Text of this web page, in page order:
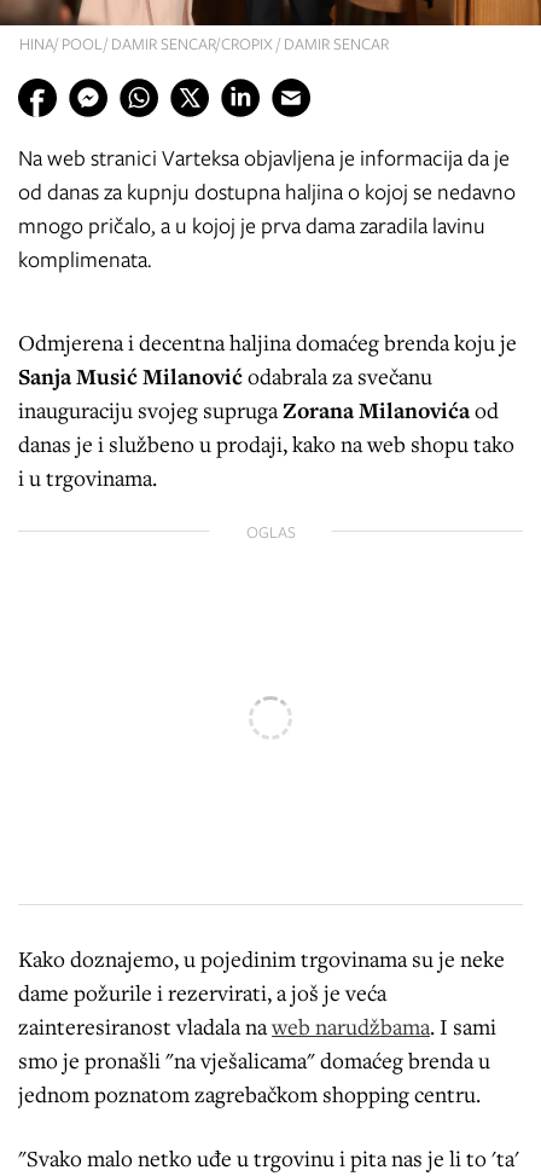
HINA/ POOL/ DAMIR SENCAR/CROPIX / DAMIR SENCAR
Na web stranici Varteksa objavljena je informacija da je
od danas za kupnju dostupna haljina o kojoj se nedavno
mnogo pričalo, a u kojoj je prva dama zaradila lavinu
komplimenata.
Odmjerena i decentna haljina domaćeg brenda koju je
Sanja Musić Milanovićodabrala za svečanu
inauguraciju svojeg suprugaZorana Milanovićaod
danas je i službeno u prodaji, kako na web shopu tako
i u trgovinama.
OGLAS
Kako doznajemo, u pojedinim trgovinama su je neke
dame požurile i rezervirati, a još je veća
zainteresiranost vladala naweb narudžbama. I sami
smo je pronašli "na vješalicama" domaćeg brenda u
jednom poznatom zagrebačkom shopping centru.
"Svako malo netko uđe u trgovinu i pita nas je li to 'ta'